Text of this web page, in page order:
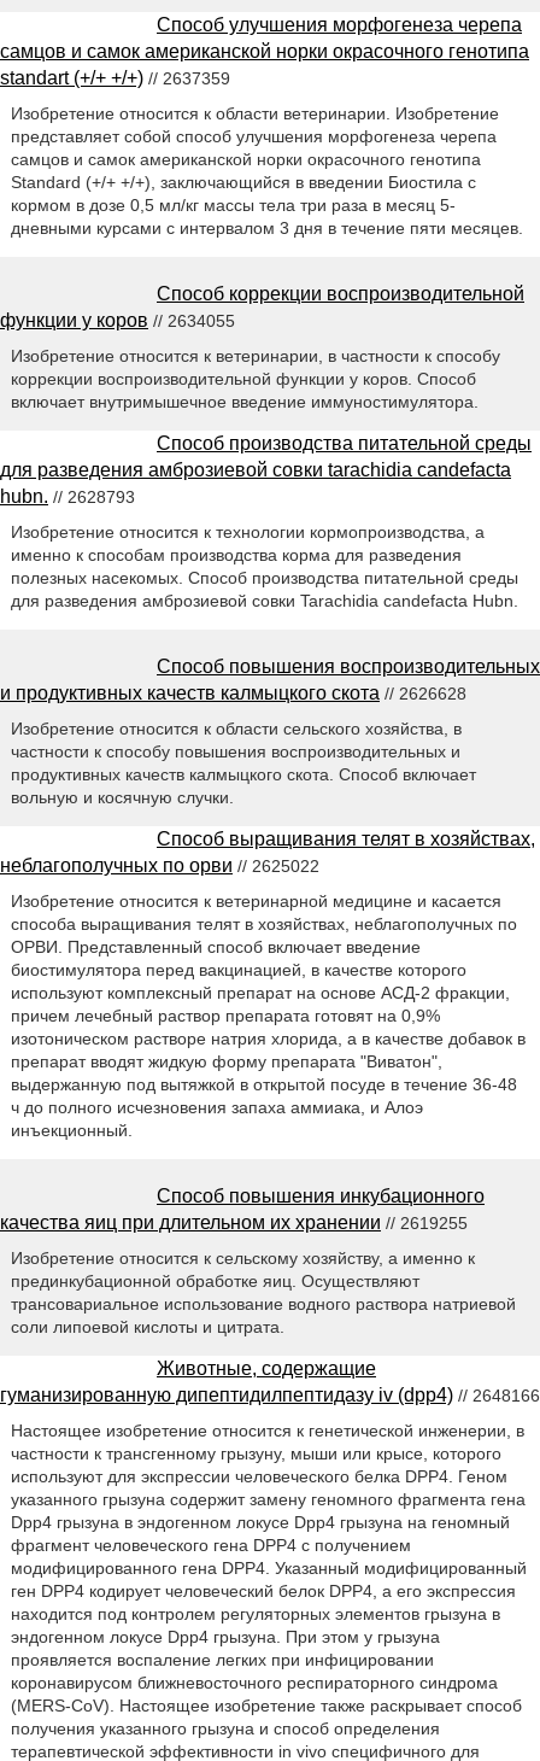
Способ улучшения морфогенеза черепа
самцов и самок американской норки окрасочного генотипа
standart (+/+ +/+) // 2637359
Изобретение относится к области ветеринарии. Изобретение
представляет собой способ улучшения морфогенеза черепа
самцов и самок американской норки окрасочного генотипа
Standard (+/+ +/+), заключающийся в введении Биостила с
кормом в дозе 0,5 мл/кг массы тела три раза в месяц 5-
дневными курсами с интервалом 3 дня в течение пяти месяцев.
Способ коррекции воспроизводительной
функции у коров // 2634055
Изобретение относится к ветеринарии, в частности к способу
коррекции воспроизводительной функции у коров. Способ
включает внутримышечное введение иммуностимулятора.
Способ производства питательной среды
для разведения амброзиевой совки tarachidia candefacta
hubn. // 2628793
Изобретение относится к технологии кормопроизводства, а
именно к способам производства корма для разведения
полезных насекомых. Способ производства питательной среды
для разведения амброзиевой совки Tarachidia candefacta Hubn.
Способ повышения воспроизводительных
и продуктивных качеств калмыцкого скота // 2626628
Изобретение относится к области сельского хозяйства, в
частности к способу повышения воспроизводительных и
продуктивных качеств калмыцкого скота. Способ включает
вольную и косячную случки.
Способ выращивания телят в хозяйствах,
неблагополучных по орви // 2625022
Изобретение относится к ветеринарной медицине и касается
способа выращивания телят в хозяйствах, неблагополучных по
ОРВИ. Представленный способ включает введение
биостимулятора перед вакцинацией, в качестве которого
используют комплексный препарат на основе АСД-2 фракции,
причем лечебный раствор препарата готовят на 0,9%
изотоническом растворе натрия хлорида, а в качестве добавок в
препарат вводят жидкую форму препарата "Виватон",
выдержанную под вытяжкой в открытой посуде в течение 36-48
ч до полного исчезновения запаха аммиака, и Алоэ
инъекционный.
Способ повышения инкубационного
качества яиц при длительном их хранении // 2619255
Изобретение относится к сельскому хозяйству, а именно к
прединкубационной обработке яиц. Осуществляют
трансовариальное использование водного раствора натриевой
соли липоевой кислоты и цитрата.
Животные, содержащие
гуманизированную дипептидилпептидазу iv (dpp4) // 2648166
Настоящее изобретение относится к генетической инженерии, в
частности к трансгенному грызуну, мыши или крысе, которого
используют для экспрессии человеческого белка DPP4. Геном
указанного грызуна содержит замену геномного фрагмента гена
Dpp4 грызуна в эндогенном локусе Dpp4 грызуна на геномный
фрагмент человеческого гена DPP4 с получением
модифицированного гена DPP4. Указанный модифицированный
ген DPP4 кодирует человеческий белок DPP4, а его экспрессия
находится под контролем регуляторных элементов грызуна в
эндогенном локусе Dpp4 грызуна. При этом у грызуна
проявляется воспаление легких при инфицировании
коронавирусом ближневосточного респираторного синдрома
(MERS-CoV). Настоящее изобретение также раскрывает способ
получения указанного грызуна и способ определения
терапевтической эффективности in vivo специфичного для